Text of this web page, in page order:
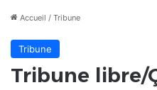
Accueil / Tribune
Tribune
Tribune libre/